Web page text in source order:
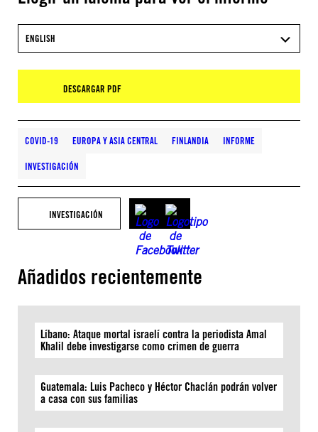
ENGLISH
DESCARGAR PDF
COVID-19 EUROPA Y ASIA CENTRAL FINLANDIA INFORME
INVESTIGACIÓN
INVESTIGACIÓN
Añadidos recientemente
Líbano: Ataque mortal israelí contra la periodista Amal
Khalil debe investigarse como crimen de guerra
Guatemala: Luis Pacheco y Héctor Chaclán podrán volver
a casa con sus familias